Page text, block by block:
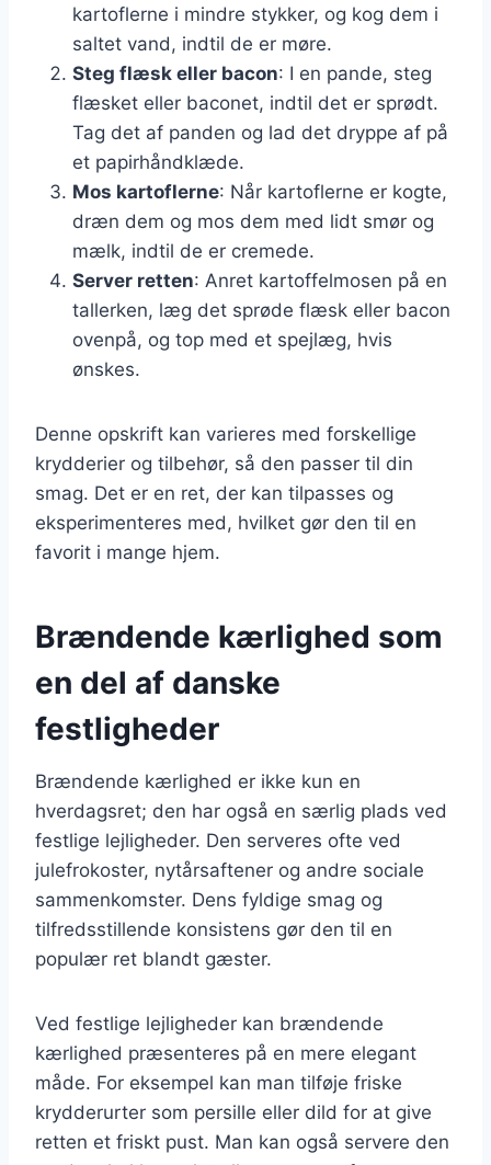
kartoflerne i mindre stykker, og kog dem i
saltet vand, indtil de er møre.
Steg flæsk eller bacon: I en pande, steg
flæsket eller baconet, indtil det er sprødt.
Tag det af panden og lad det dryppe af på
et papirhåndklæde.
Mos kartoflerne: Når kartoflerne er kogte,
dræn dem og mos dem med lidt smør og
mælk, indtil de er cremede.
Server retten: Anret kartoffelmosen på en
tallerken, læg det sprøde flæsk eller bacon
ovenpå, og top med et spejlæg, hvis
ønskes.
Denne opskrift kan varieres med forskellige
krydderier og tilbehør, så den passer til din
smag. Det er en ret, der kan tilpasses og
eksperimenteres med, hvilket gør den til en
favorit i mange hjem.
Brændende kærlighed som
en del af danske
festligheder
Brændende kærlighed er ikke kun en
hverdagsret; den har også en særlig plads ved
festlige lejligheder. Den serveres ofte ved
julefrokoster, nytårsaftener og andre sociale
sammenkomster. Dens fyldige smag og
tilfredsstillende konsistens gør den til en
populær ret blandt gæster.
Ved festlige lejligheder kan brændende
kærlighed præsenteres på en mere elegant
måde. For eksempel kan man tilføje friske
krydderurter som persille eller dild for at give
retten et friskt pust. Man kan også servere den